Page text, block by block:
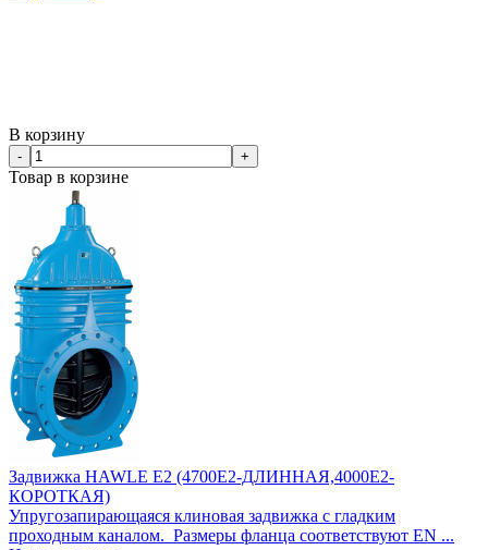
В корзину
- +
Товар в корзине
Задвижка HAWLE E2 (4700E2-ДЛИННАЯ,4000E2-
КОРОТКАЯ)
Упругозапирающаяся клиновая задвижка с гладким
проходным каналом. Размеры фланца соответствуют EN ...